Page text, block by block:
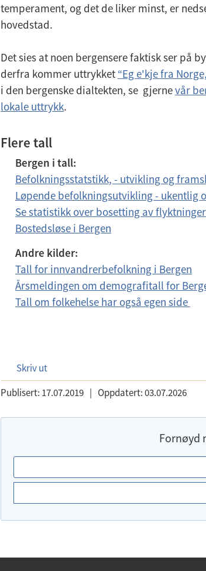
temperament, og det de liker minst, er
hovedstad.
Det sies at noen bergensere faktisk ser på
derfra kommer uttrykket “Eg e'kje fra
i den bergenske dialtekten, se gjernevår
lokale uttrykk.
Flere tall
Bergen i tall:
Befolkningsstatstikk, - utvikling og
Løpende befolkningsutvikling - ukentlig
Se statistikk over bosetting av
Bostedsløse i Bergen
Andre kilder:
Tall for innvandrerbefolkning i Bergen
Årsmeldingen om demografitall for
Tall om folkehelse har også egen side
Skriv ut
Publisert: 17.07.2019 | Oppdatert:03.07.2026
Fornøyd
E
r
r